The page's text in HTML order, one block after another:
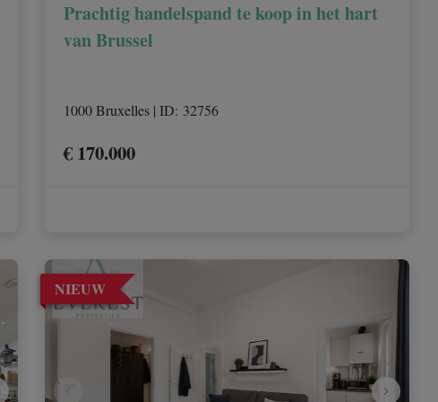
Prachtig handelspand te koop in het hart
van Brussel
1000 Bruxelles | ID: 32756
€ 170.000
NIEUW